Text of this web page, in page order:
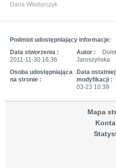
Daria Włodarczyk
Podmiot udostępniający informacje:
Data stworzenia :
2011-11-30 16:36
Autor :
Jaroszyńska
Osoba udostępniająca
na stronie :
Data ostatniej
modyfikacji :
03-23 10:39
Mapa